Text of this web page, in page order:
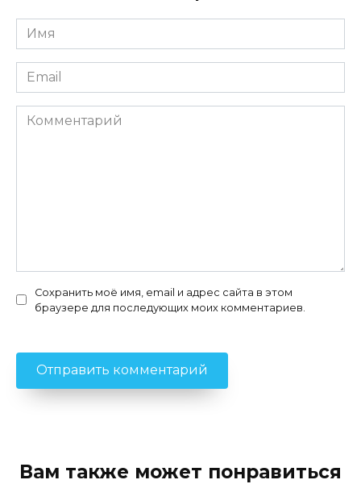
Имя
*
Email
*
Комментарий
Сохранить моё имя, email и адрес сайта в этом
браузере для последующих моих комментариев.
Вам также может понравиться